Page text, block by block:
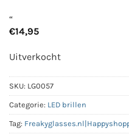
“
€14,95
Uitverkocht
SKU: LG0057
Categorie: LED brillen
Tag: